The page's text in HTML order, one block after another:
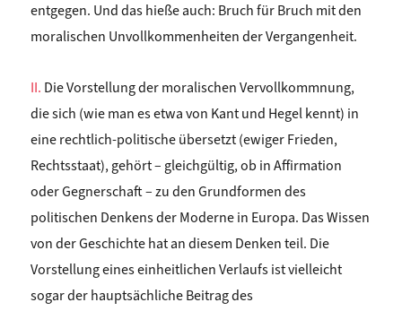
entgegen. Und das hieße auch: Bruch für Bruch mit den
moralischen Unvollkommenheiten der Vergangenheit.
II. Die Vorstellung der moralischen Vervollkommnung,
die sich (wie man es etwa von Kant und Hegel kennt) in
eine rechtlich-politische übersetzt (ewiger Frieden,
Rechtsstaat), gehört – gleichgültig, ob in Affirmation
oder Gegnerschaft – zu den Grundformen des
politischen Denkens der Moderne in Europa. Das Wissen
von der Geschichte hat an diesem Denken teil. Die
Vorstellung eines einheitlichen Verlaufs ist vielleicht
sogar der hauptsächliche Beitrag des